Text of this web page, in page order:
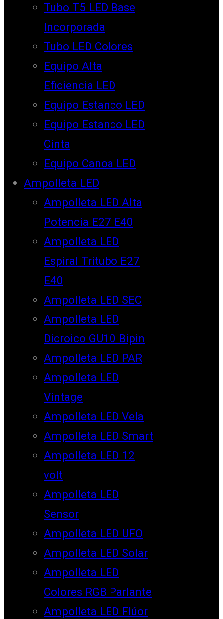
Tubo T5 LED Base
Incorporada
Tubo LED Colores
Equipo Alta
Eficiencia LED
Equipo Estanco LED
Equipo Estanco LED
Cinta
Equipo Canoa LED
Ampolleta LED
Ampolleta LED Alta
Potencia E27 E40
Ampolleta LED
Espiral Tritubo E27
E40
Ampolleta LED SEC
Ampolleta LED
Dicroico GU10 Bipin
Ampolleta LED PAR
Ampolleta LED
Vintage
Ampolleta LED Vela
Ampolleta LED Smart
Ampolleta LED 12
volt
Ampolleta LED
Sensor
Ampolleta LED UFO
Ampolleta LED Solar
Ampolleta LED
Colores RGB Parlante
Ampolleta LED Flúor